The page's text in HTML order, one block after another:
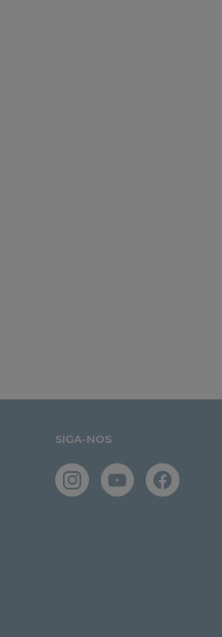
SIGA-NOS